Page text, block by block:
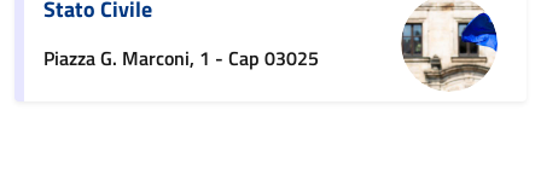
Stato Civile
Piazza G. Marconi, 1 - Cap 03025